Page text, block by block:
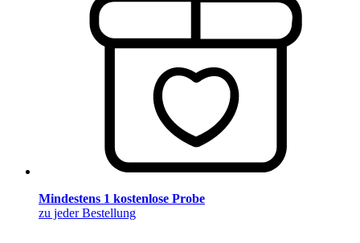
Mindestens 1 kostenlose Probe
zu jeder Bestellung